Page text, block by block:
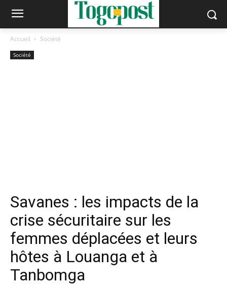
Accueil Société
Société
Savanes : les impacts de la
crise sécuritaire sur les
femmes déplacées et leurs
hôtes à Louanga et à
Tanbomga